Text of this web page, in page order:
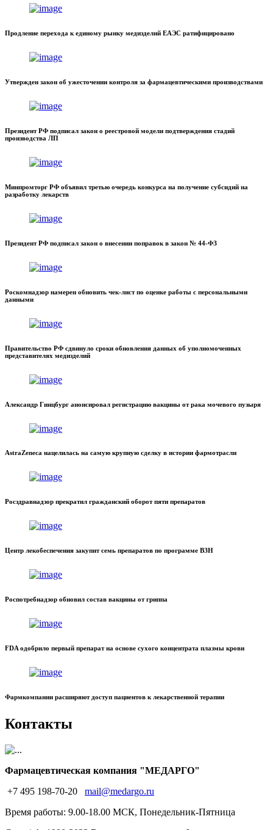
Продление перехода к единому рынку медизделий ЕАЭС ратифицировано
Утвержден закон об ужесточении контроля за фармацевтическими производствами
Президент РФ подписал закон о реестровой модели подтверждения стадий
производства ЛП
Минпромторг РФ объявил третью очередь конкурса на получение субсидий на
разработку лекарств
Президент РФ подписал закон о внесении поправок в закон № 44-ФЗ
Роскомнадзор намерен обновить чек-лист по оценке работы с персональными
данными
Правительство РФ сдвинуло сроки обновления данных об уполномоченных
представителях медизделий
Александр Гинцбург анонсировал регистрацию вакцины от рака мочевого пузыря
AstraZeneca нацелилась на самую крупную сделку в истории фармотрасли
Росздравнадзор прекратил гражданский оборот пяти препаратов
Центр лекобеспечения закупит семь препаратов по программе ВЗН
Роспотребнадзор обновил состав вакцины от гриппа
FDA одобрило первый препарат на основе сухого концентрата плазмы крови
Фармкомпании расширяют доступ пациентов к лекарственной терапии
Контакты
Фармацевтическая компания "МЕДАРГО"
+7 495 198-70-20
mail@medargo.ru
Время работы: 9.00-18.00 МСК, Понедельник-Пятница